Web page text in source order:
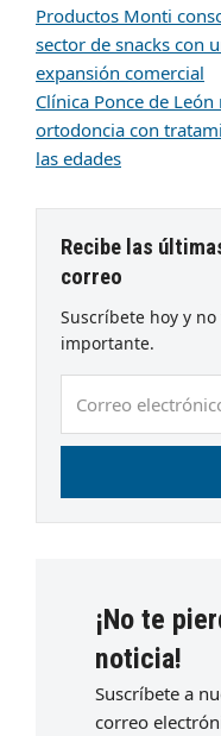
Productos Monti
sector de snacks con
expansión comercial
Clínica Ponce de
ortodoncia con
las edades
Recibe las
correo
Suscríbete hoy y
importante.
electrónico
¡No te
noticia!
Suscríbete a
correo